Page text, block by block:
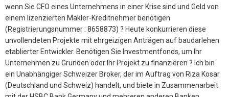
wenn Sie CFO eines Unternehmens in einer Krise sind und Geld von
einem lizenzierten Makler-Kreditnehmer benötigen
(Registrierungsnummer : 8658873) ? Heute konkurrieren diese
unvollendeten Projekte mit ehrgeizigen Anträgen auf baudarlehen
etablierter Entwickler. Benötigen Sie Investmentfonds, um Ihr
Unternehmen zu Gründen oder Ihr Projekt zu finanzieren ? Ich bin
ein Unabhängiger Schweizer Broker, der im Auftrag von Riza Kosar
(Deutschland und Schweiz) handelt, und biete in Zusammenarbeit